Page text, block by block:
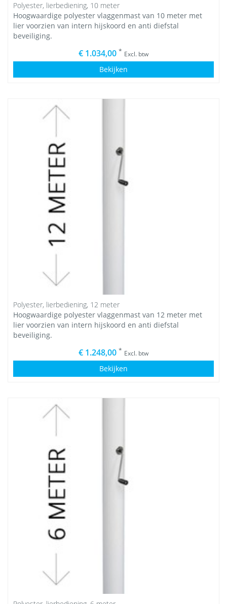
Polyester, lierbediening, 10 meter
Hoogwaardige polyester vlaggenmast van 10 meter met
lier voorzien van intern hijskoord en anti diefstal
beveiliging.
€ 1.034,00 * Excl. btw
Bekijken
Polyester, lierbediening, 12 meter
Hoogwaardige polyester vlaggenmast van 12 meter met
lier voorzien van intern hijskoord en anti diefstal
beveiliging.
€ 1.248,00 * Excl. btw
Bekijken